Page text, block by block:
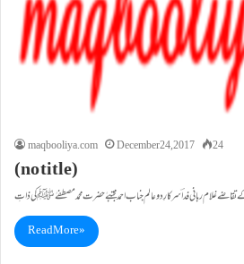
maqbooliya.com December 24, 2017 24
(no title)
Read More »